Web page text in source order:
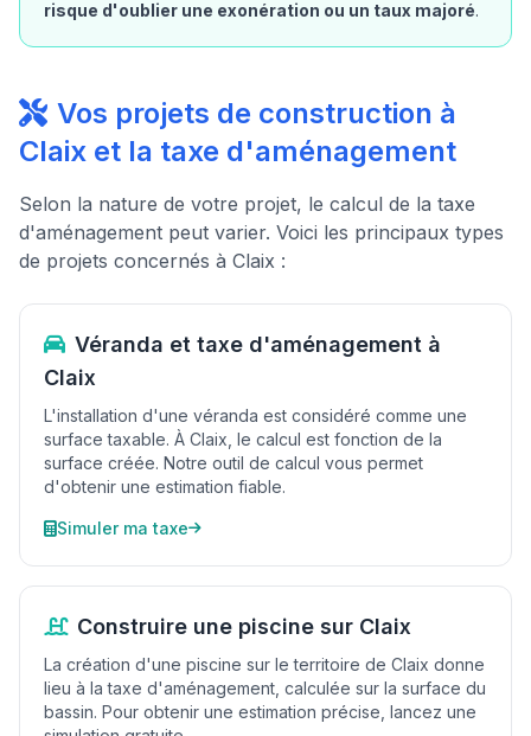
risque d'oublier une exonération ou un taux majoré.
Vos projets de construction à
Claix et la taxe d'aménagement
Selon la nature de votre projet, le calcul de la taxe
d'aménagement peut varier. Voici les principaux types
de projets concernés à Claix :
Véranda et taxe d'aménagement à
Claix
L'installation d'une véranda est considéré comme une
surface taxable. À Claix, le calcul est fonction de la
surface créée. Notre outil de calcul vous permet
d'obtenir une estimation fiable.
Simuler ma taxe
Construire une piscine sur Claix
La création d'une piscine sur le territoire de Claix donne
lieu à la taxe d'aménagement, calculée sur la surface du
bassin. Pour obtenir une estimation précise, lancez une